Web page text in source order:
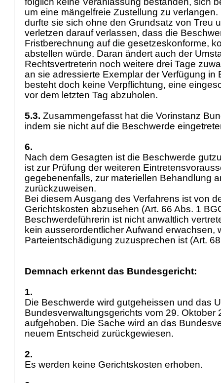
um eine mängelfreie Zustellung zu
durfte sie sich ohne den Grundsatz von Treu
verletzen darauf verlassen, dass die
Fristberechnung auf die gesetzeskonforme,
abstellen würde. Daran ändert auch der
Rechtsvertreterin noch weitere drei Tage
an sie adressierte Exemplar der Verfügung in
besteht doch keine Verpflichtung, eine
vor dem letzten Tag abzuholen.
5.3. Zusammengefasst hat die Vorinstanz
indem sie nicht auf die Beschwerde
6.
Nach dem Gesagten ist die Beschwerde
ist zur Prüfung der weiteren
gegebenenfalls, zur materiellen Behandlung
zurückzuweisen.
Bei diesem Ausgang des Verfahrens ist von
Gerichtskosten abzusehen (Art. 66 Abs. 1
Beschwerdeführerin ist nicht anwaltlich
kein ausserordentlicher Aufwand erwachsen,
Parteientschädigung zuzusprechen ist (Art.
Demnach erkennt das Bundesgericht:
1.
Die Beschwerde wird gutgeheissen und das
Bundesverwaltungsgerichts vom 29. Oktober
aufgehoben. Die Sache wird an das
neuem Entscheid zurückgewiesen.
2.
Es werden keine Gerichtskosten erhoben.